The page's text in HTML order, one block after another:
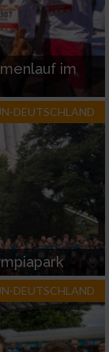
im
DEUTSCHLAND
DEUTSCHLAND